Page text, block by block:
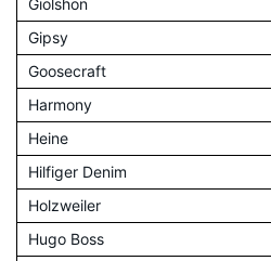
Gipsy
Goosecraft
Harmony
Heine
Hilfiger Denim
Holzweiler
Hugo Boss